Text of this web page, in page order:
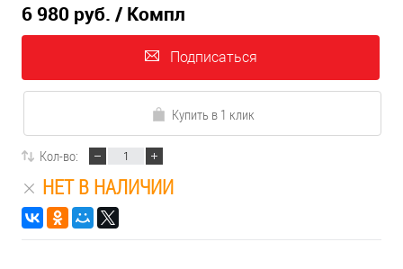
6 980 руб. / Компл
Подписаться
Купить в 1 клик
Кол-во:
НЕТ В НАЛИЧИИ